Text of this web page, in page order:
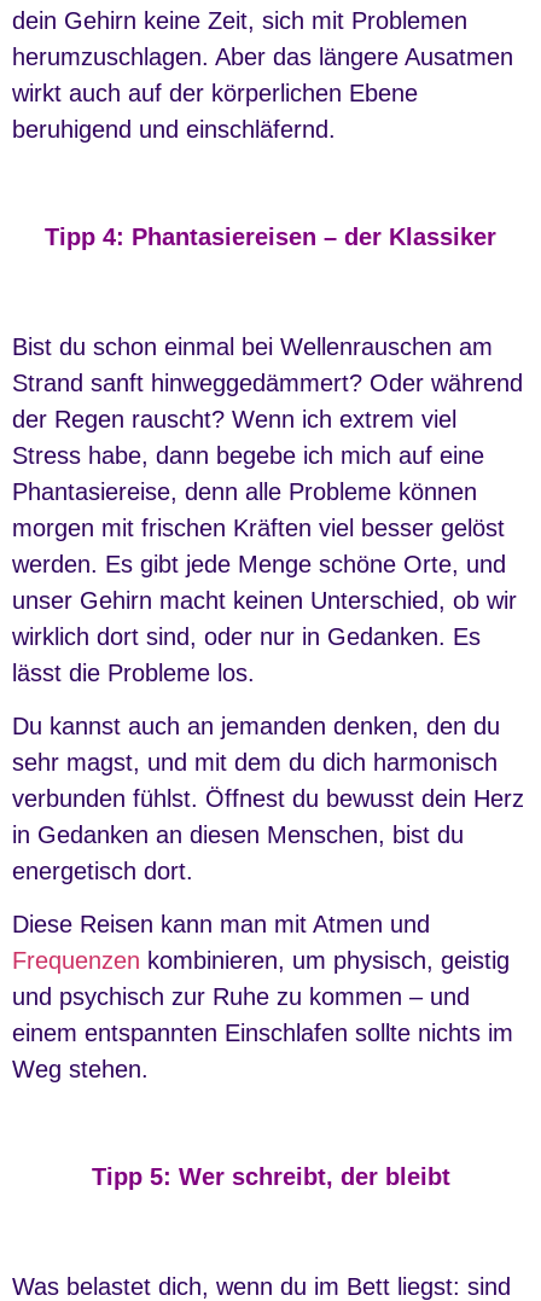
dein Gehirn keine Zeit, sich mit Problemen
herumzuschlagen. Aber das längere Ausatmen
wirkt auch auf der körperlichen Ebene
beruhigend und einschläfernd.
Tipp 4: Phantasiereisen – der Klassiker
Bist du schon einmal bei Wellenrauschen am
Strand sanft hinweggedämmert? Oder während
der Regen rauscht? Wenn ich extrem viel
Stress habe, dann begebe ich mich auf eine
Phantasiereise, denn alle Probleme können
morgen mit frischen Kräften viel besser gelöst
werden. Es gibt jede Menge schöne Orte, und
unser Gehirn macht keinen Unterschied, ob wir
wirklich dort sind, oder nur in Gedanken. Es
lässt die Probleme los.
Du kannst auch an jemanden denken, den du
sehr magst, und mit dem du dich harmonisch
verbunden fühlst. Öffnest du bewusst dein Herz
in Gedanken an diesen Menschen, bist du
energetisch dort.
Diese Reisen kann man mit Atmen und
Frequenzen kombinieren, um physisch, geistig
und psychisch zur Ruhe zu kommen – und
einem entspannten Einschlafen sollte nichts im
Weg stehen.
Tipp 5: Wer schreibt, der bleibt
Was belastet dich, wenn du im Bett liegst: sind